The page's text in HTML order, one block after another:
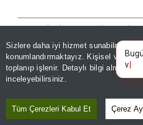
Sizlere daha iyi hizmet sunabilmek
konumlandırmaktayız. Kişisel
toplanıp işlenir. Detaylı bilgi almak için
inceleyebilirsiniz.
Tüm Çerezleri Kabul Et Çerez
Yazar :TÜRKİYE GAZETESİ|Kaynak:
Paylaş
Yayın Tarihi 09 Ağustos,
Haberle İlgili Daha
ve